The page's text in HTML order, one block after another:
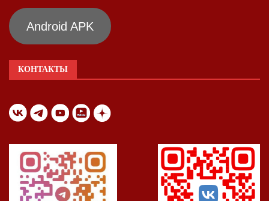
Android APK
КОНТАКТЫ